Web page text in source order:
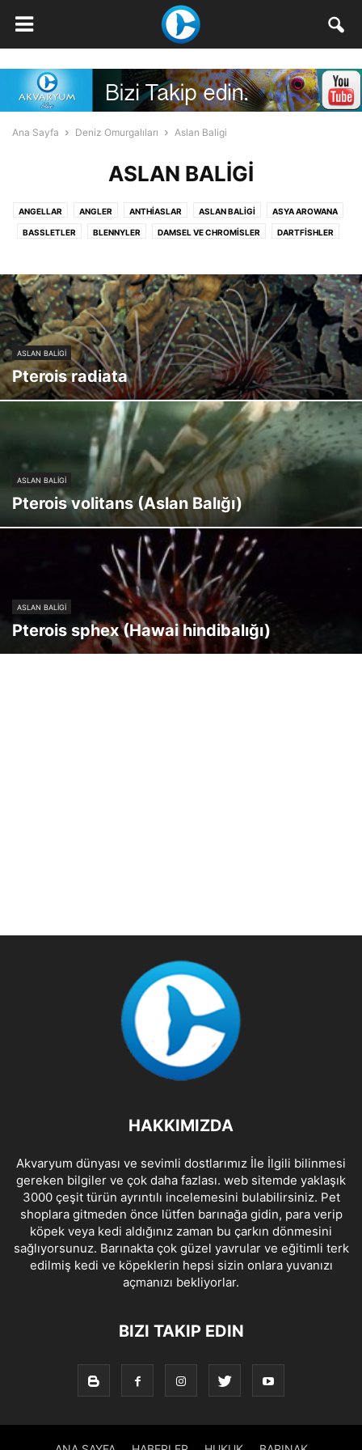
Ana Sayfa Deniz Omurgalıları Aslan Baligi
ASLAN BALIGI
ANGELLAR ANGLER ANTHIASLAR ASLAN BALIGI ASYA AROWANA
BASSLETLER BLENNYLER DAMSEL VE CHROMISLER DARTFISHLER
FOXFACELER GOBILER KARDINALLER KELEBEK BALIKLARI
MÜRENLER PALYAÇOLAR PUFFERLAR SQUIRRE SQUIRRELFISH
TANG & SURGEONLAR TRIGGERLAR WRASSELER
ASLAN BALIGI
Pterois radiata
ASLAN BALIGI
Pterois volitans (Aslan Balığı)
ASLAN BALIGI
Pterois sphex (Hawai hindibalığı)
HAKKIMIZDA
Akvaryum dünyası ve sevimli dostlarımız İle İlgili bilinmesi
gereken bilgiler ve çok daha fazlası. web sitemde yaklaşık
3000 çeşit türün ayrıntılı incelemesini bulabilirsiniz. Pet
shoplara gitmeden önce lütfen barınağa gidin, para verip
köpek veya kedi aldığınız zaman bu çarkın dönmesini
sağlıyorsunuz. Barınakta çok güzel yavrular ve eğitimli terk
edilmiş kedi ve köpeklerin hepsi sizin onlara yuvanızı
açmanızı bekliyorlar.
BIZI TAKIP EDIN